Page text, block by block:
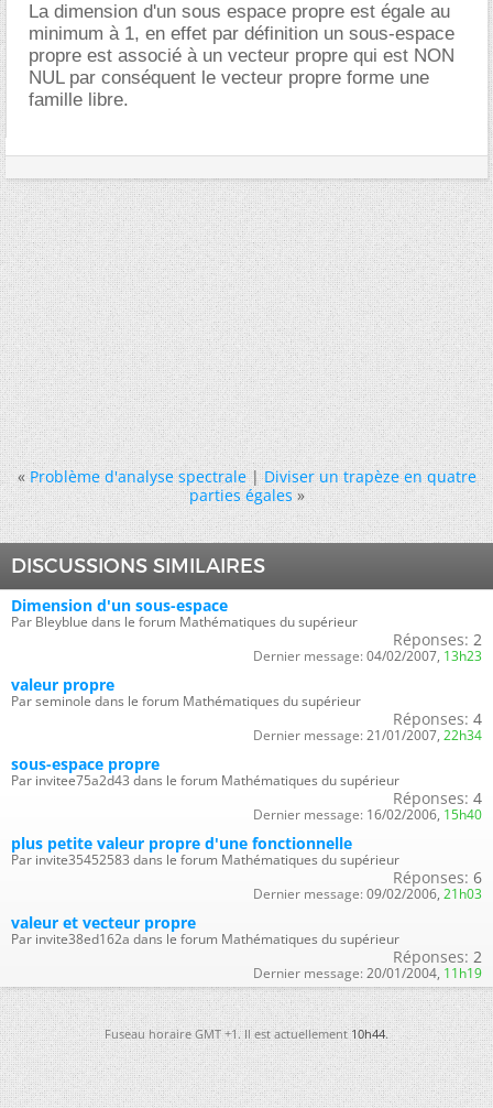
La dimension d'un sous espace propre est égale au
minimum à 1, en effet par définition un sous-espace
propre est associé à un vecteur propre qui est NON
NUL par conséquent le vecteur propre forme une
famille libre.
« Problème d'analyse spectrale|Diviser un trapèze en quatre
parties égales »
DISCUSSIONS SIMILAIRES
Dimension d'un sous-espace
Par Bleyblue dans le forum Mathématiques du supérieur
Réponses: 2
Dernier message: 04/02/2007, 13h23
valeur propre
Par seminole dans le forum Mathématiques du supérieur
Réponses: 4
Dernier message: 21/01/2007, 22h34
sous-espace propre
Par invitee75a2d43 dans le forum Mathématiques du supérieur
Réponses: 4
Dernier message: 16/02/2006, 15h40
plus petite valeur propre d'une fonctionnelle
Par invite35452583 dans le forum Mathématiques du supérieur
Réponses: 6
Dernier message: 09/02/2006, 21h03
valeur et vecteur propre
Par invite38ed162a dans le forum Mathématiques du supérieur
Réponses: 2
Dernier message: 20/01/2004, 11h19
Fuseau horaire GMT +1. Il est actuellement10h44.